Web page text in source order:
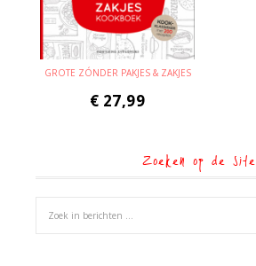
GROTE ZÓNDER PAKJES & ZAKJES
€ 27,99
Zoeken op de site